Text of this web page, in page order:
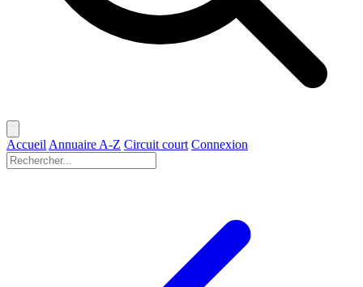
Accueil Annuaire A-Z Circuit court Connexion